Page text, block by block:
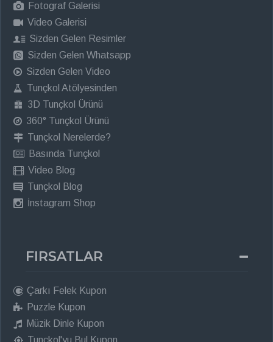
Fotograf Galerisi
Video Galerisi
Sizden Gelen Resimler
Sizden Gelen Whatsapp
Sizden Gelen Video
Tunçkol Atölyesinden
3D Tunçkol Ürünü
360° Tunçkol Ürünü
Tunçkol Nerelerde?
Basında Tunçkol
Video Blog
Tunçkol Blog
İnstagram Shop
FIRSATLAR
Çarkı Felek Kupon
Puzzle Kupon
Müzik Dinle Kupon
Tunçkol'yu Bul Kupon